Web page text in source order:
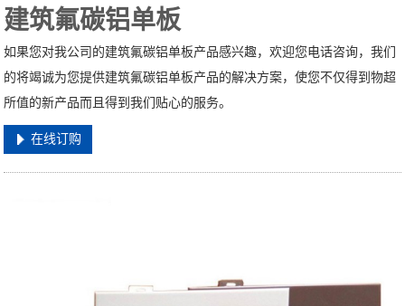
建筑氟碳铝单板
如果您对我公司的建筑氟碳铝单板产品感兴趣，欢迎您电话咨询，我们
的将竭诚为您提供建筑氟碳铝单板产品的解决方案，使您不仅得到物超
所值的新产品而且得到我们贴心的服务。
在线订购